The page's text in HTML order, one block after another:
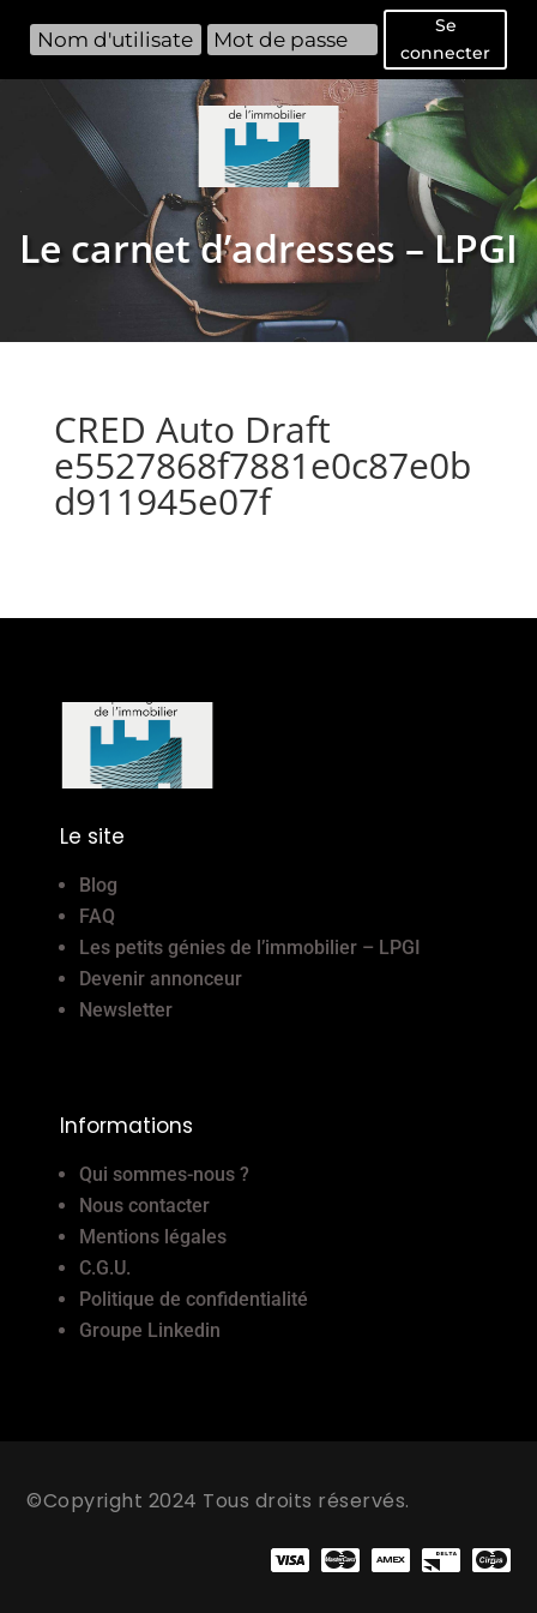
Se
connecter
Le carnet d’adresses – LPGI
CRED Auto Draft
e5527868f7881e0c87e0b
d911945e07f
Le site
Blog
FAQ
Les petits génies de l’immobilier – LPGI
Devenir annonceur
Newsletter
Informations
Qui sommes-nous ?
Nous contacter
Mentions légales
C.G.U.
Politique de confidentialité
Groupe Linkedin
©Copyright 2024 Tous droits réservés.